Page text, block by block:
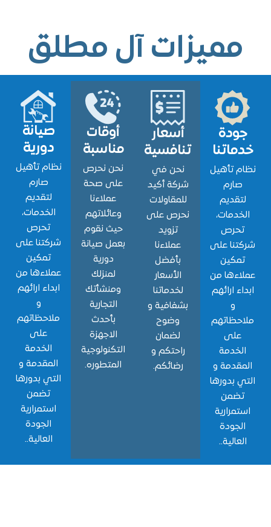
آل مطلق
تأهيل
على
من
ارائهم
و
بدورها
أسعار
تنافسية
نحن في
شركة أكيد
للمقاولات
نحرص على
عملاءنا
الأسعار
لخدماتنا
بشفافية و
راحتكم و
رضائكم.
أوقات
مناسبة
نحن نحرص
على صحة
وعائلاتهم
حيث نقوم
بعمل صيانة
ومنشأتك
التجارية
التكنولوجية
المتطوره.
صيانة
دورية
نظام تأهيل
الخدمات،
شركتنا على
عملاءها من
ابداء ارائهم
ملاحظاتهم
الخدمة
المقدمة و
التي بدورها
استمرارية